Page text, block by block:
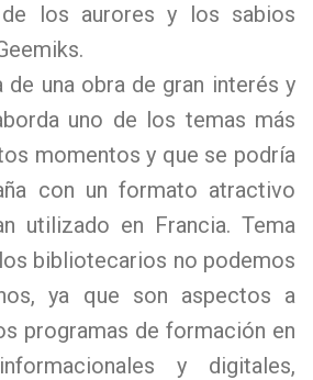
de los aurores y los sabios
de una obra de gran interés y
uno de los temas más
momentos y que se podría
con un formato atractivo
utilizado en Francia. Tema
bibliotecarios no podemos
ya que son aspectos a
programas de formación en
y digitales,